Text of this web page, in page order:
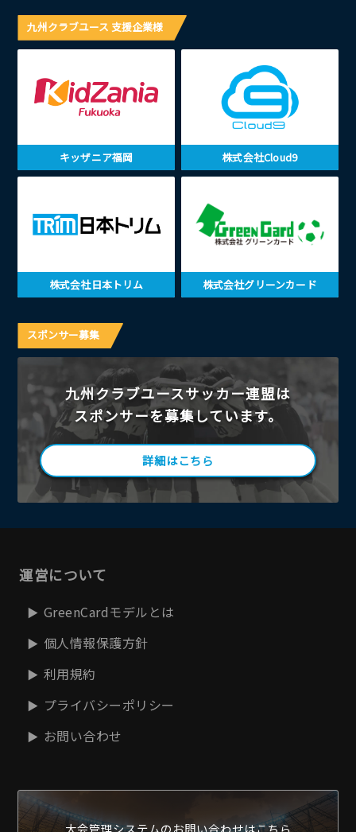
九州クラブユース 支援企業様
キッザニア福岡 株式会社Cloud9
株式会社日本トリム 株式会社グリーンカード
スポンサー募集
九州クラブユースサッカー連盟は
スポンサーを募集しています。
詳細はこちら
運営について
GreenCardモデルとは
個人情報保護方針
利用規約
プライバシーポリシー
お問い合わせ
大会管理システムのお問い合わせはこちら